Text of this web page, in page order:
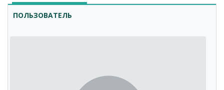
ПОЛЬЗОВАТЕЛЬ